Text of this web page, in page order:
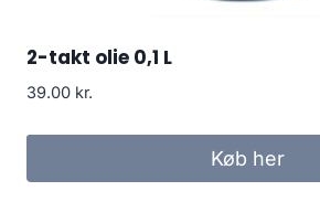
2-takt olie 0,1 L
39.00 kr.
Køb her